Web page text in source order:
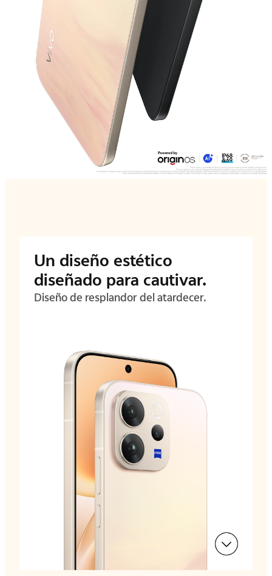
Un diseño estético
diseñado para cautivar.
Diseño de resplandor del atardecer.